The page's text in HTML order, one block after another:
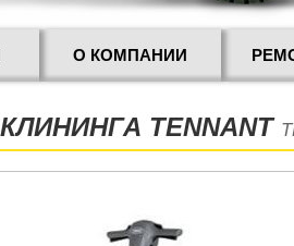
О КОМПАНИИ
TENNANT